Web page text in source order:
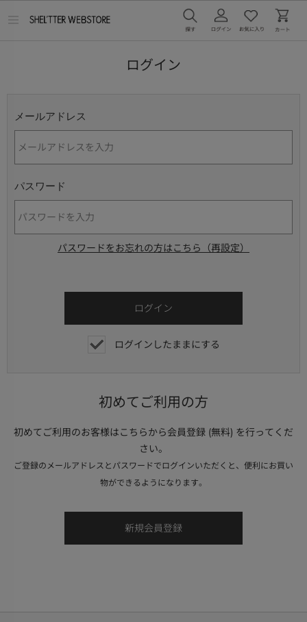
ログイン
メールアドレス
パスワード
パスワードをお忘れの方はこちら（再設定）
ログインしたままにする
初めてご利用の方
初めてご利用のお客様はこちらから会員登録 (無料) を行ってくだ
さい。
ご登録のメールアドレスとパスワードでログインいただくと、便利にお買い
物ができるようになります。